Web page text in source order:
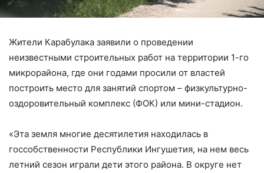
Жители Карабулака заявили о проведении
неизвестными строительных работ на территории 1-го
микрорайона, где они годами просили от властей
построить место для занятий спортом – физкультурно-
оздоровительный комплекс (ФОК) или мини-стадион.
«Эта земля многие десятилетия находилась в
госсобственности Республики Ингушетия, на нем весь
летний сезон играли дети этого района. В округе нет